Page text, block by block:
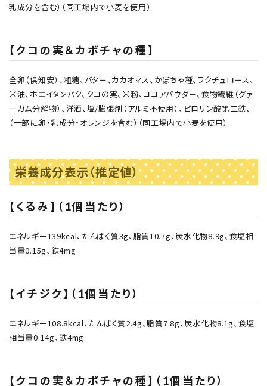
乳成分を含む）（同工場内で小麦を使用）
【クコの実＆カボチャの種】
全卵（倶知安）、粗糖、バター、カカオマス、かぼちゃ種、ラクチュロース、
米油、ホエイタンパク、クコの実、米粉、ココアパウダー、食物繊維（グァ
ーガム分解物）、洋酒、塩/膨張剤（アルミ不使用）、ピロリン酸第二鉄、
（一部に卵・乳成分・オレンジを含む）（同工場内で小麦を使用）
栄養成分表示（推定値）
【くるみ】（1個当たり）
エネルギー139kcal、たんぱく質3g、脂質10.7g、炭水化物8.9g、食塩相
当量0.15g、鉄4mg
【イチジク】（1個当たり）
エネルギー108.8kcal、たんぱく質2.4g、脂質7.8g、炭水化物8.1g、食塩
相当量0.14g、鉄4mg
【クコの実＆カボチャの種】（1個当たり）